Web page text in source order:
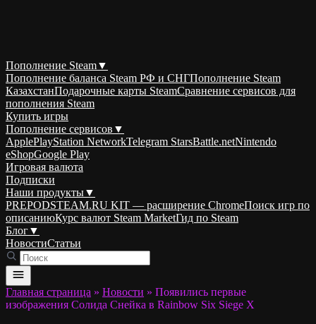
Пополнение Steam▼
Пополнение баланса Steam РФ и СНГПополнение Steam
КазахстанПодарочные карты SteamСравнение сервисов для
пополнения Steam
Купить игры
Пополнение сервисов ▼
ApplePlayStation NetworkTelegram StarsBattle.netNintendo
eShopGoogle Play
Игровая валюта
Подписки
Наши продукты▼
PREPODSTEAM.RU KIT — расширение ChromeПоиск игр по
описаниюКурс валют Steam MarketГид по Steam
Блог▼
НовостиСтатьи
Главная страница » Новости » Появились первые
изображения Солида Снейка в Rainbow Six Siege X